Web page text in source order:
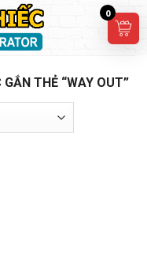
THẺ “WAY OUT”
0